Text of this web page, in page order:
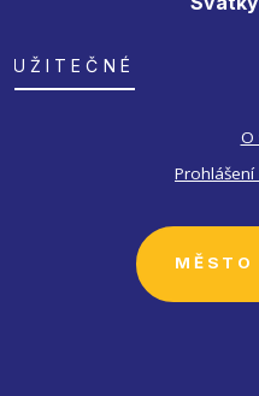
UŽITEČNÉ
O
MĚSTO